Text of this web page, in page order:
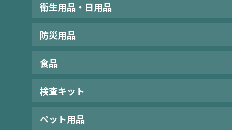
衛生用品・日用品
防災用品
食品
検査キット
ペット用品